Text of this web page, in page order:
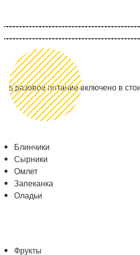
5 разовое питание включено в
Блинчики
Сырники
Омлет
Запеканка
Оладьи
Фрукты